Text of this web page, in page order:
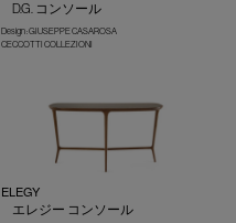
D.G. コンソール
Design : GIUSEPPE CASAROSA
CECCOTTI COLLEZIONI
ELEGY
エレジー コンソール